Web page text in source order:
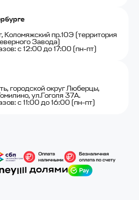
Коломяжский пр.10Э (территория
Завода)
с 12:00 до 17:00 (пн-пт)
городской округ Люберцы,
ул.Гоголя 37А.
с 11:00 до 16:00 (пн-пт)